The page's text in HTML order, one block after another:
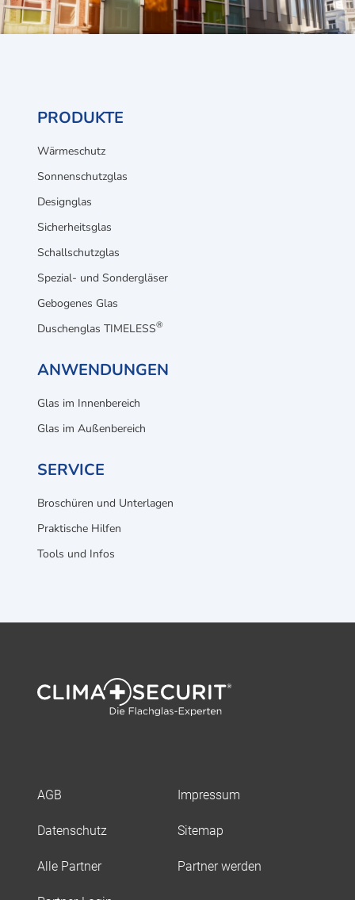
PRODUKTE
Wärmeschutz
Sonnenschutzglas
Designglas
Sicherheitsglas
Schallschutzglas
Spezial- und Sondergläser
Gebogenes Glas
Duschenglas TIMELESS®
ANWENDUNGEN
Glas im Innenbereich
Glas im Außenbereich
SERVICE
Broschüren und Unterlagen
Praktische Hilfen
Tools und Infos
AGB Impressum
Datenschutz Sitemap
Alle Partner Partner werden